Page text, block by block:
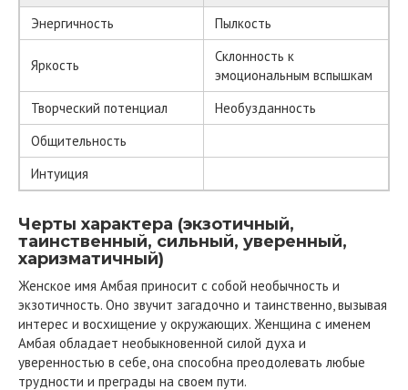
Энергичность
Пылкость
Яркость
Склонность к
эмоциональным вспышкам
Творческий потенциал
Необузданность
Общительность
Интуиция
Черты характера (экзотичный,
таинственный, сильный, уверенный,
харизматичный)
Женское имя Амбая приносит с собой необычность и
экзотичность. Оно звучит загадочно и таинственно, вызывая
интерес и восхищение у окружающих. Женщина с именем
Амбая обладает необыкновенной силой духа и
уверенностью в себе, она способна преодолевать любые
трудности и преграды на своем пути.